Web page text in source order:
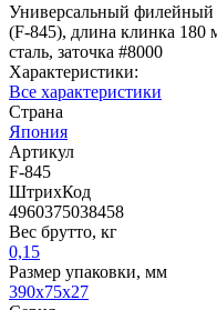
Универсальный филейный
(F-845), длина клинка 180
сталь, заточка #8000
Характеристики:
Все характеристики
Страна
Япония
Артикул
F-845
ШтрихКод
4960375038458
Вес брутто, кг
0,15
Размер упаковки, мм
390x75x27